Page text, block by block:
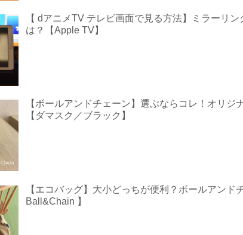
【 dアニメTV テレビ画面で見る方法】ミラーリ
は？【Apple TV】
【ボールアンドチェーン】選ぶならコレ！オリジ
【ダマスク／ブラック】
【エコバッグ】大小どっちが便利？ボールアンド
Ball&Chain 】